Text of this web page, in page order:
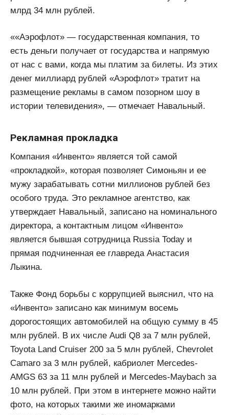
млрд 34 млн рублей.
««Аэрофлот» — государственная компания, то
есть деньги получает от государства и напрямую
от нас с вами, когда мы платим за билеты. Из этих
денег миллиард рублей «Аэрофлот» тратит на
размещение рекламы в самом позорном шоу в
истории телевидения», — отмечает Навальный.
Рекламная прокладка
Компания «Инвенто» является той самой
«прокладкой», которая позволяет Симоньян и ее
мужу зарабатывать сотни миллионов рублей без
особого труда. Это рекламное агентство, как
утверждает Навальный, записано на номинального
директора, а контактным лицом «Инвенто»
является бывшая сотрудница Russia Today и
прямая подчиненная ее главреда Анастасия
Лыкина.
Также Фонд борьбы с коррупцией выяснил, что на
«Инвенто» записано как минимум восемь
дорогостоящих автомобилей на общую сумму в 45
млн рублей. В их числе Audi Q8 за 7 млн рублей,
Toyota Land Cruiser 200 за 5 млн рублей, Chevrolet
Camaro за 3 млн рублей, кабриолет Mercedes-
AMGS 63 за 11 млн рублей и Mercedes-Maybach за
10 млн рублей. При этом в интернете можно найти
фото, на которых такими же иномарками